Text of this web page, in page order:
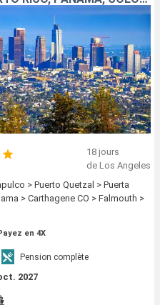
18 jours
de Los Angeles
> Puerto Quetzal > Puerta
> Carthagene CO > Falmouth >
en 4X
Pension complète
2027